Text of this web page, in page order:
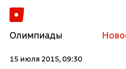
Олимпиады
15 июля 2015, 09:30